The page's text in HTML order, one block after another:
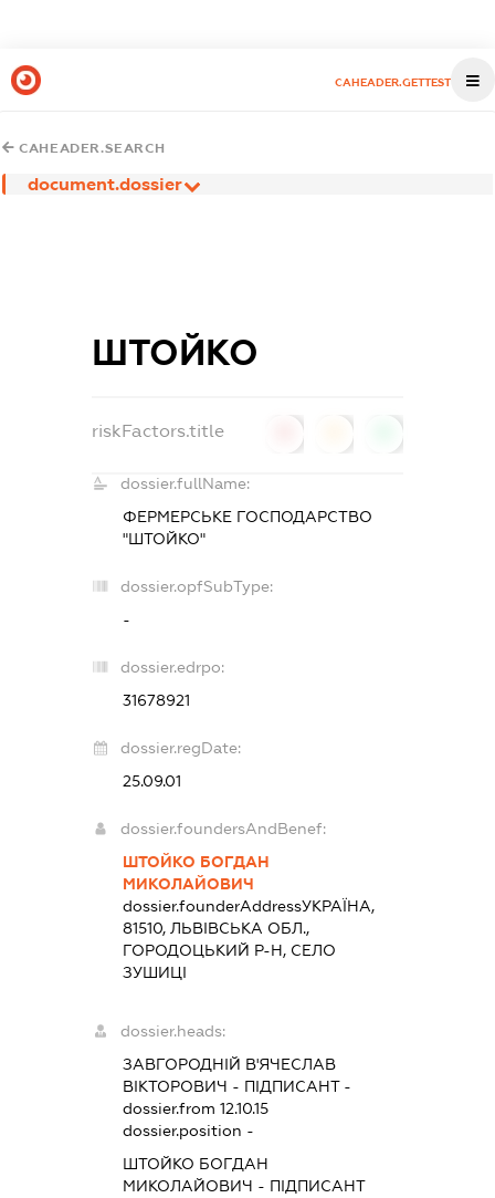
CAHEADER.GETTEST
CAHEADER.SEARCH
document.dossier
ШТОЙКО
riskFactors.title
dossier.fullName:
ФЕРМЕРСЬКЕ ГОСПОДАРСТВО
"ШТОЙКО"
dossier.opfSubType:
-
dossier.edrpo:
31678921
dossier.regDate:
25.09.01
dossier.foundersAndBenef:
ШТОЙКО БОГДАН
МИКОЛАЙОВИЧ
dossier.founderAddressУКРАЇНА,
81510, ЛЬВІВСЬКА ОБЛ.,
ГОРОДОЦЬКИЙ Р-Н, СЕЛО
ЗУШИЦІ
dossier.heads:
ЗАВГОРОДНІЙ В'ЯЧЕСЛАВ
ВІКТОРОВИЧ - ПІДПИСАНТ-
dossier.from 12.10.15
dossier.position -
ШТОЙКО БОГДАН
МИКОЛАЙОВИЧ - ПІДПИСАНТ